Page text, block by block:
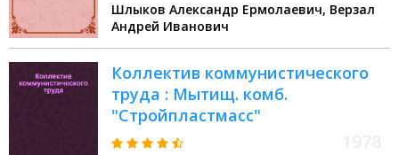
Шлыков Александр Ермолаевич, Верзал
Андрей Иванович
Коллектив коммунистического
труда : Мытищ. комб.
"Стройпластмасс"